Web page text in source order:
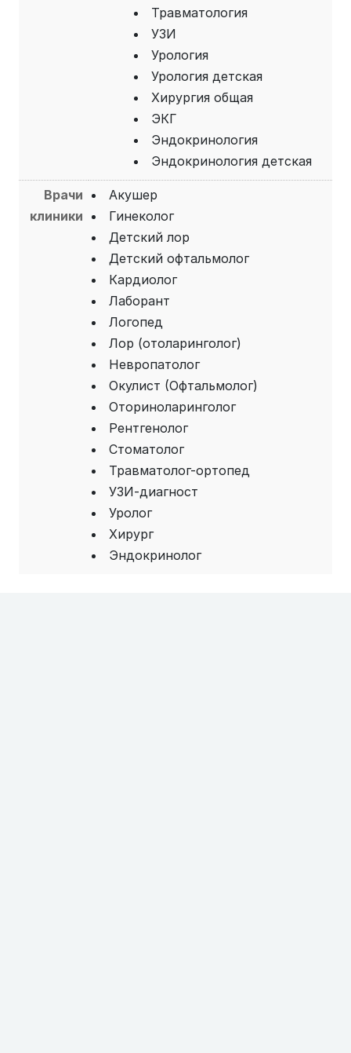
Травматология
УЗИ
Урология
Урология детская
Хирургия общая
ЭКГ
Эндокринология
Эндокринология детская
Врачи
клиники
Акушер
Гинеколог
Детский лор
Детский офтальмолог
Кардиолог
Лаборант
Логопед
Лор (отоларинголог)
Невропатолог
Окулист (Офтальмолог)
Оториноларинголог
Рентгенолог
Стоматолог
Травматолог-ортопед
УЗИ-диагност
Уролог
Хирург
Эндокринолог